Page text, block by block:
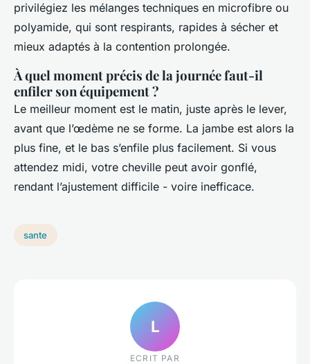
privilégiez les mélanges techniques en microfibre ou
polyamide, qui sont respirants, rapides à sécher et
mieux adaptés à la contention prolongée.
À quel moment précis de la journée faut-il
enfiler son équipement ?
Le meilleur moment est le matin, juste après le lever,
avant que l’œdème ne se forme. La jambe est alors la
plus fine, et le bas s’enfile plus facilement. Si vous
attendez midi, votre cheville peut avoir gonflé,
rendant l’ajustement difficile - voire inefficace.
sante
L
ECRIT PAR